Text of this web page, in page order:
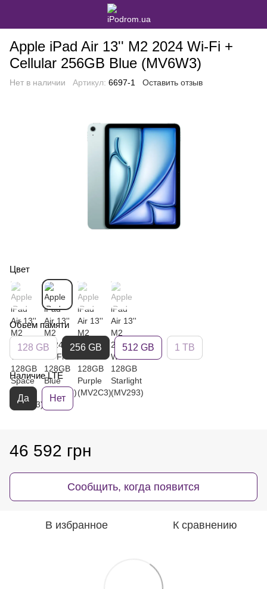
Apple iPad Air 13'' M2 2024 Wi-Fi +
Cellular 256GB Blue (MV6W3)
Нет в наличии Артикул: 6697-1 Оставить отзыв
Цвет
Обьем памяти
128 GB 256 GB 512 GB 1 TB
Наличие LTE
Да Нет
46 592 грн
Сообщить, когда появится
В избранное К сравнению